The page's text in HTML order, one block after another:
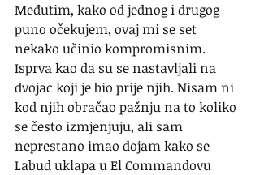
Međutim, kako od jednog i drugog
puno očekujem, ovaj mi se set
nekako učinio kompromisnim.
Isprva kao da su se nastavljali na
dvojac koji je bio prije njih. Nisam ni
kod njih obračao pažnju na to koliko
se često izmjenjuju, ali sam
neprestano imao dojam kako se
Labud uklapa u El Commandovu